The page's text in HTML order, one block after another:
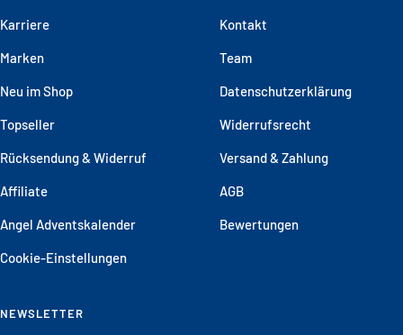
Karriere
Marken
Neu im Shop
Topseller
Rücksendung & Widerruf
Affiliate
Angel Adventskalender
Cookie-Einstellungen
Kontakt
Team
Datenschutzerklärung
Widerrufsrecht
Versand & Zahlung
AGB
Bewertungen
NEWSLETTER